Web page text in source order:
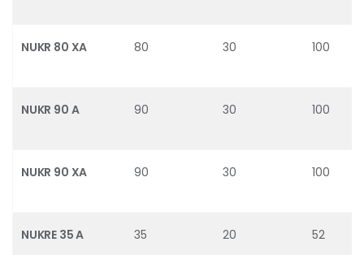
NUKR 80 XA 80 30 100
NUKR 90 A 90 30 100
NUKR 90 XA 90 30 100
NUKRE 35 A 35 20 52